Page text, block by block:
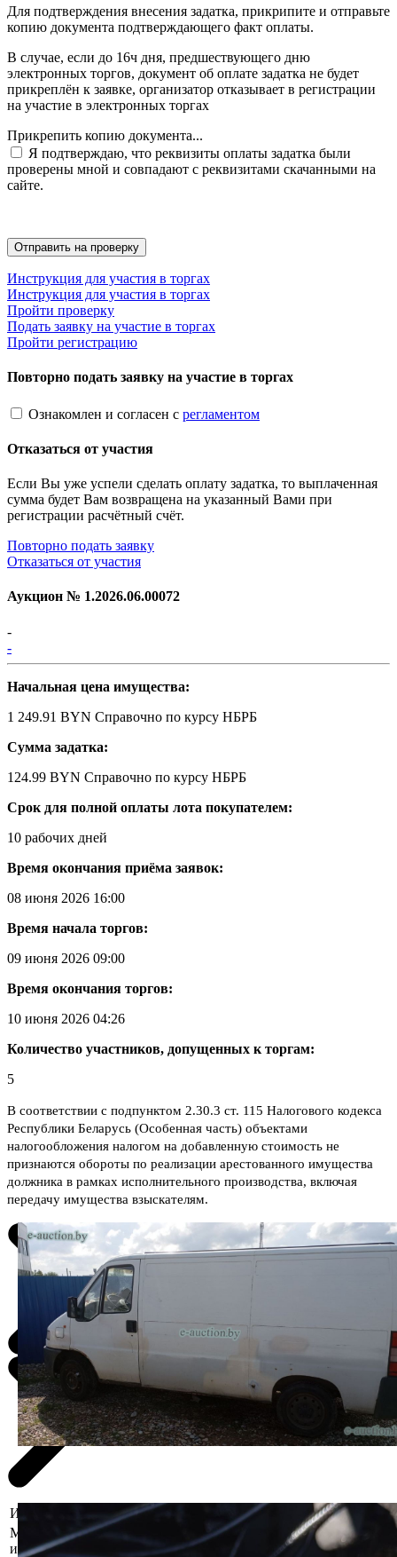
Для подтверждения внесения задатка, прикрипите и отправьте
копию документа подтверждающего факт оплаты.
В случае, если до 16ч дня, предшествующего дню
электронных торгов, документ об оплате задатка не будет
прикреплён к заявке, организатор отказывает в регистрации
на участие в электронных торгах
Прикрепить копию документа...
Я подтверждаю, что реквизиты оплаты задатка были
проверены мной и совпадают с реквизитами скачанными на
сайте.
Инструкция для участия в торгах
Инструкция для участия в торгах
Пройти проверку
Подать заявку на участие в торгах
Пройти регистрацию
Повторно подать заявку на участие в торгах
Ознакомлен и согласен с регламентом
Отказаться от участия
Если Вы уже успели сделать оплату задатка, то выплаченная
сумма будет Вам возвращена на указанный Вами при
регистрации расчётный счёт.
Повторно подать заявку
Отказаться от участия
Аукцион № 1.2026.06.00072
-
-
Начальная цена имущества:
1 249.91 BYN Справочно по курсу НБРБ
Сумма задатка:
124.99 BYN Справочно по курсу НБРБ
Срок для полной оплаты лота покупателем:
10 рабочих дней
Время окончания приёма заявок:
08 июня 2026 16:00
Время начала торгов:
09 июня 2026 09:00
Время окончания торгов:
10 июня 2026 04:26
Количество участников, допущенных к торгам:
5
В соответствии с подпунктом 2.30.3 ст. 115 Налогового кодекса
Республики Беларусь (Особенная часть) объектами
налогообложения налогом на добавленную стоимость не
признаются обороты по реализации арестованного имущества
должника в рамках исполнительного производства, включая
передачу имущества взыскателям.
Информация о предмете торгов
Местоположение
имущества
Брестская область, Дрогичинский р-
н, г. Дрогичин, пер. Фрунзе, 5